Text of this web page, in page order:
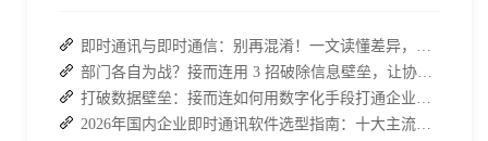
即时通讯与即时通信：别再混淆！一文读懂差异，接而连适配企业协作需求
部门各自为战？接而连用 3 招破除信息壁垒，让协作效率翻倍
打破数据壁垒：接而连如何用数字化手段打通企业信息孤岛
2026年国内企业即时通讯软件选型指南：十大主流平台深度盘点